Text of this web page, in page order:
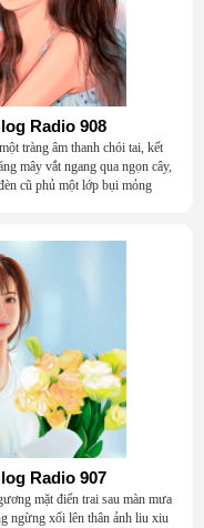
Radio 908
tràng âm thanh chói tai, kết
mây vắt ngang qua ngọn cây,
cũ phủ một lớp bụi mỏng
Radio 907
mặt điển trai sau màn mưa
ngừng xối lên thân ảnh liu xiu